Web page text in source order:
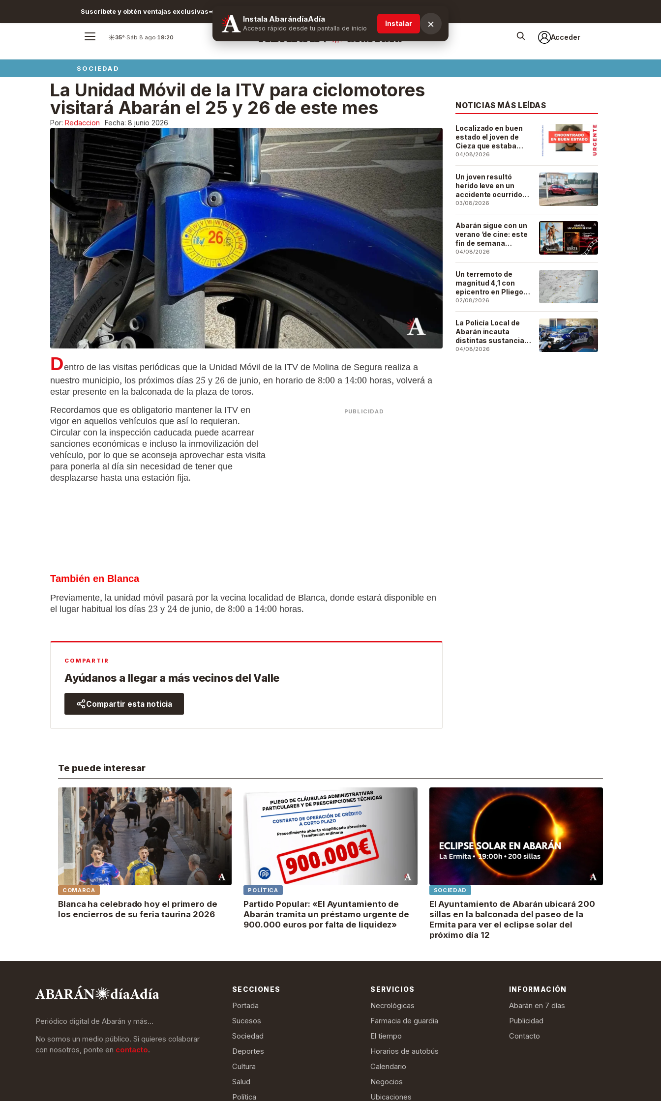
Suscríbete y obtén ventajas exclusivas
☀️35°·Sáb 8 ago·19:20 Acceder
SOCIEDAD
La Unidad Móvil de la ITV para ciclomotores
visitará Abarán el 25 y 26 de este mes
Por: Redaccion Fecha: 8 junio 2026
Dentro de las visitas periódicas que la Unidad Móvil de la ITV de Molina de Segura realiza a
nuestro municipio, los próximos días 25 y 26 de junio, en horario de 8:00 a 14:00 horas, volverá a
estar presente en la balconada de la plaza de toros.
PUBLICIDAD
Recordamos que es obligatorio mantener la ITV en
vigor en aquellos vehículos que así lo requieran.
Circular con la inspección caducada puede acarrear
sanciones económicas e incluso la inmovilización del
vehículo, por lo que se aconseja aprovechar esta visita
para ponerla al día sin necesidad de tener que
desplazarse hasta una estación fija.
También en Blanca
Previamente, la unidad móvil pasará por la vecina localidad de Blanca, donde estará disponible en
el lugar habitual los días 23 y 24 de junio, de 8:00 a 14:00 horas.
COMPARTIR
Ayúdanos a llegar a más vecinos del Valle
Compartir esta noticia
NOTICIAS MÁS LEÍDAS
Localizado en buen
estado el joven de
Cieza que estaba
desaparecido desde
el pasado 29 de julio
04/08/2026
Un joven resultó
herido leve en un
accidente ocurrido
este lunes en la
barriada de San José
Artesano
03/08/2026
Abarán sigue con un
verano ‘de cine: este
fin de semana
Vaiana… y después,
La Odisea
04/08/2026
Un terremoto de
magnitud 4,1 con
epicentro en Pliego
se deja sentir en
buena parte de la
región
02/08/2026
La Policía Local de
Abarán incauta
distintas sustancias
estupefacientes en
04/08/2026
Te puede interesar
COMARCA
Blanca ha celebrado hoy el primero de
los encierros de su feria taurina 2026
POLÍTICA
Partido Popular: «El Ayuntamiento de
Abarán tramita un préstamo urgente de
900.000 euros por falta de liquidez»
SOCIEDAD
El Ayuntamiento de Abarán ubicará 200
sillas en la balconada del paseo de la
Ermita para ver el eclipse solar del
próximo día 12
Periódico digital de Abarán y más…
No somos un medio público. Si quieres colaborar
con nosotros, ponte en contacto.
SECCIONES
Portada
Sucesos
Sociedad
Deportes
Cultura
Salud
Política
SERVICIOS
Necrológicas
Farmacia de guardia
El tiempo
Horarios de autobús
Calendario
Negocios
Ubicaciones
INFORMACIÓN
Abarán en 7 días
Publicidad
Contacto
Instala AbarándíaAdía
Acceso rápido desde tu pantalla de inicio
Instalar ×